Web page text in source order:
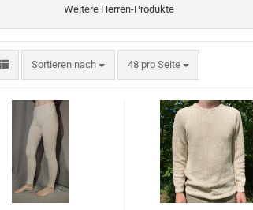
Weitere Herren-Produkte
Sortieren nach
Sortieren nach 48 pro Seite
pro Seite